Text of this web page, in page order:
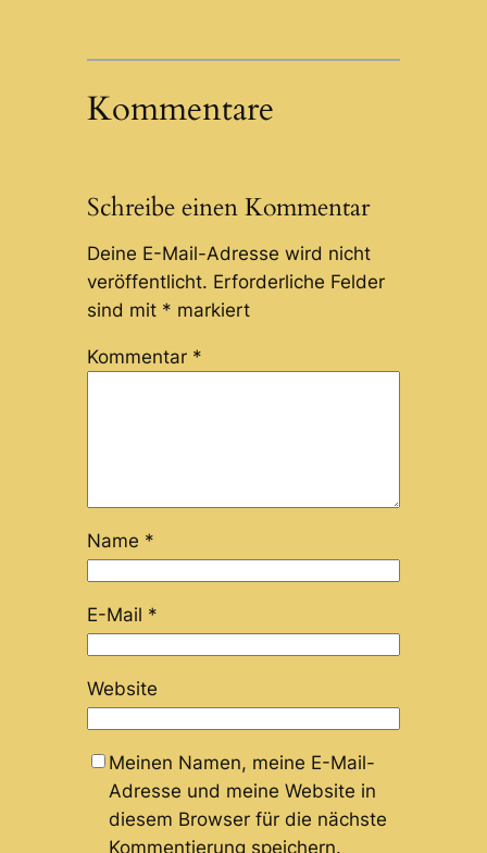
Kommentare
Schreibe einen Kommentar
Deine E-Mail-Adresse wird nicht
veröffentlicht. Erforderliche Felder
sind mit * markiert
Kommentar *
Name *
E-Mail *
Website
Meinen Namen, meine E-Mail-
Adresse und meine Website in
diesem Browser für die nächste
Kommentierung speichern.